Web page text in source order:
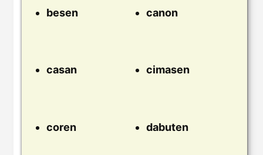
besen canon
casan cimasen
coren dabuten